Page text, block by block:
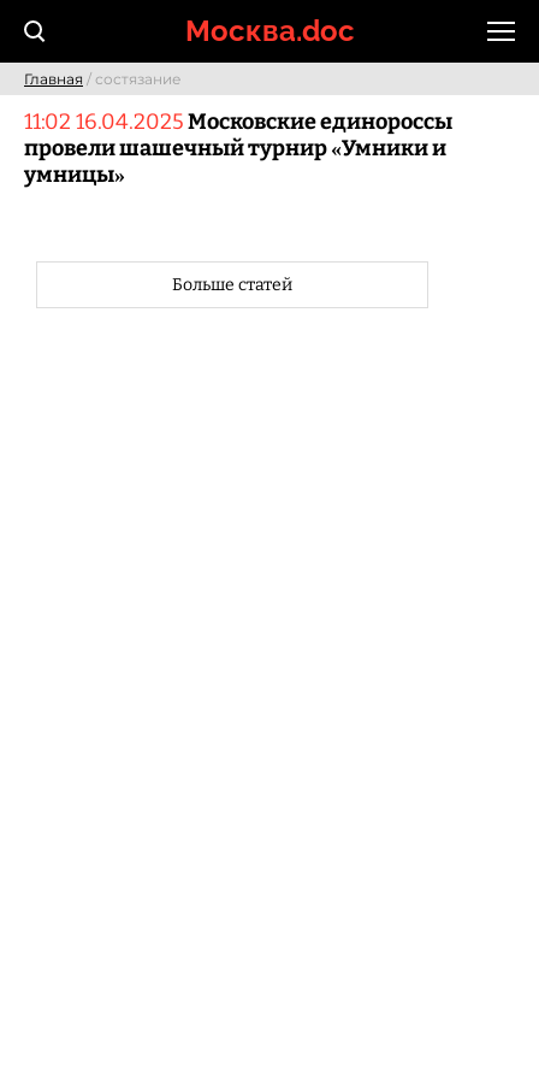
Москва.doc
Главная / состязание
11:02 16.04.2025Московские единороссы
провели шашечный турнир «Умники и
умницы»
Больше статей